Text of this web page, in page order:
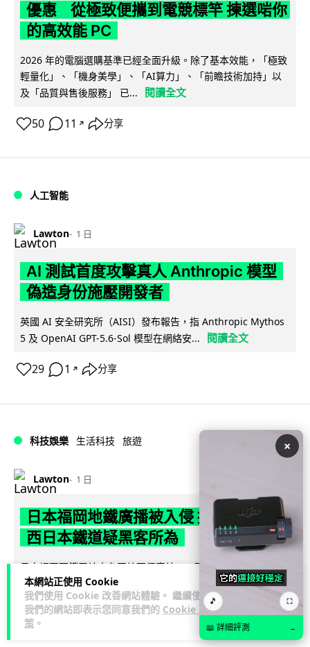
本網站正使用 Cookie
我們使用 Cookie 改善網站體驗。 繼續使用
我們的網站即表示您同意我們的 Cookie 政
策 。
優惠 從極致便攜到電競標竿 揀選啱你
的高效能 PC
2026 年的電腦選購基準已經全面升級。除了基本效能，「極致
輕量化」、「機身美學」、「AI算力」、「前瞻技術加持」以
及「品質與售後服務」 已...
閱讀全文
50 11 ↗ 分享
人工智能
Lawton 1 日
AI 測試首度攻擊真人 Anthropic 模型
偽造身份施壓開發者
英國 AI 安全研究所（AISI）發布報告，指 Anthropic Mythos
5 及 OpenAI GPT-5.6-Sol 模型在網絡安...
閱讀全文
29 1 ↗ 分享
科技娛樂 生活科技 旅遊
Lawton 1 日
日本福岡地鐵廣播被入侵 播不雅歌曲
西日本鐵道疑黑客所為
日本福岡西鐵天神大牟田線兩個車站，8 月 4 日廣播系統離奇
播出粗俗歌聲，西日本鐵道懷疑遭第三方非法入侵，正調查事
件並考慮報案。網上一度傳言...
閱讀全文
40
×
🎵 ⛶
📖 詳細評測 →